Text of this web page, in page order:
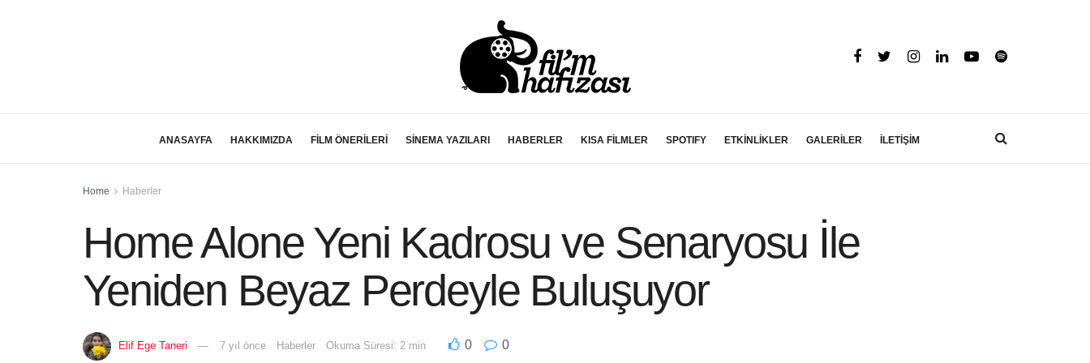
ANASAYFA HAKKIMIZDA FİLM ÖNERİLERİ SİNEMA YAZILARI HABERLER KISA FİLMLER SPOTIFY ETKİNLİKLER GALERİLER İLETİŞİM
Home Haberler
Home Alone Yeni Kadrosu ve Senaryosu İle
Yeniden Beyaz Perdeyle Buluşuyor
Elif Ege Taneri 7 yıl önce Haberler Okuma Süresi: 2 min 0 0